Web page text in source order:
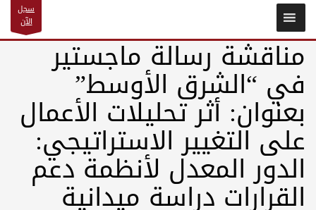
سجل
الآن
مناقشة رسالة ماجستير
في “الشرق الأوسط”
بعنوان: أثر تحليلات الأعمال
على التغيير الاستراتيجي:
الدور المعدل لأنظمة دعم
القرارات دراسة ميدانية